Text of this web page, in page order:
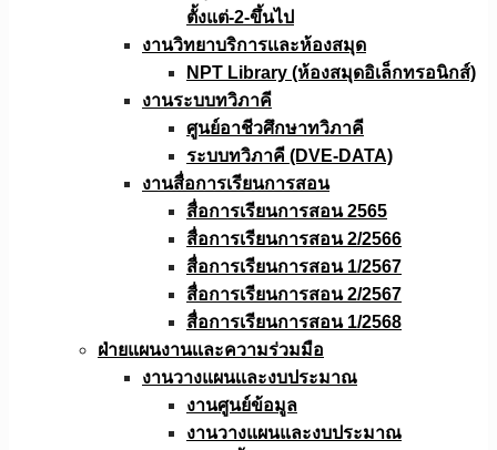
ตั้งแต่-2-ขึ้นไป
งานวิทยาบริการเเละห้องสมุด
NPT Library (ห้องสมุดอิเล็กทรอนิกส์)
งานระบบทวิภาคี
ศูนย์อาชีวศึกษาทวิภาคี
ระบบทวิภาคี (DVE-DATA)
งานสื่อการเรียนการสอน
สื่อการเรียนการสอน 2565
สื่อการเรียนการสอน 2/2566
สื่อการเรียนการสอน 1/2567
สื่อการเรียนการสอน 2/2567
สื่อการเรียนการสอน 1/2568
ฝ่ายแผนงานเเละความร่วมมือ
งานวางแผนเเละงบประมาณ
งานศูนย์ข้อมูล
งานวางแผนและงบประมาณ